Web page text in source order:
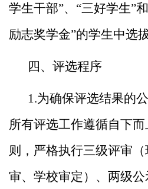
学生干部”、 “三好学生”
励志奖学金”的学生中选
四、评选程序
1.为确保评选结果的
所有评选工作遵循自下
则，严格执行三级评审（
审、学校审定）、两级公